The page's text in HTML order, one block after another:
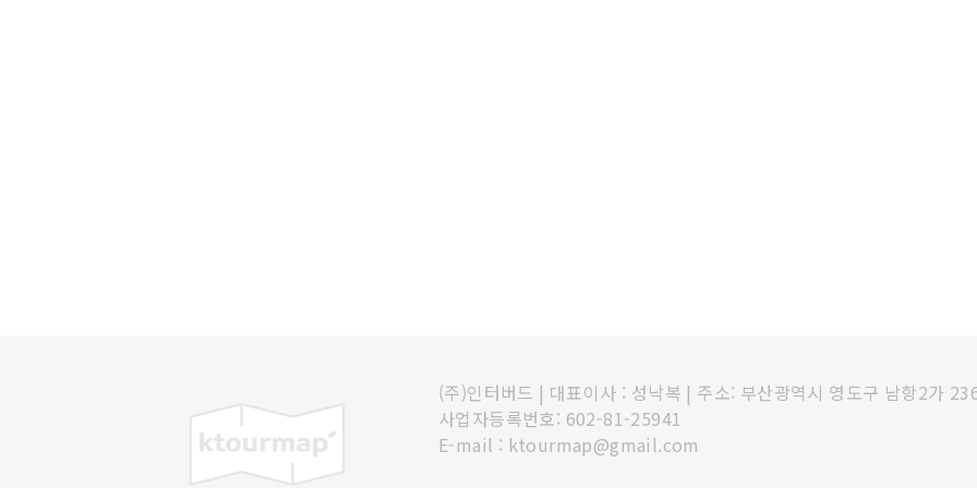
(주)인터버드 | 대표이사 : 성낙복 | 주소: 부산광역시 영도구 남항2가
사업자등록번호: 602-81-25941
E-mail : ktourmap@gmail.com